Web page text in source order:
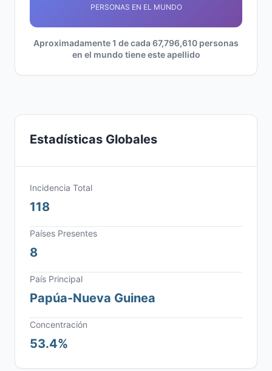
PERSONAS EN EL MUNDO
Aproximadamente 1 de cada 67,796,610 personas
en el mundo tiene este apellido
Estadísticas Globales
Incidencia Total
118
Países Presentes
8
País Principal
Papúa-Nueva Guinea
Concentración
53.4%